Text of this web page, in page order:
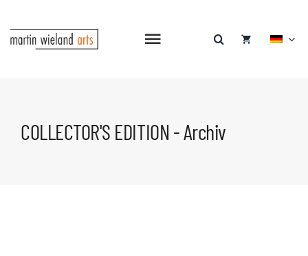
springen
Navigation
COLLECTOR'S EDITION - Archiv